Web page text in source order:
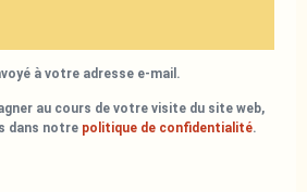
à votre adresse e-mail.
au cours de votre visite du site web,
dans notre politique de confidentialité.